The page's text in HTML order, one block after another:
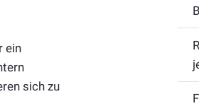
ein
sich zu